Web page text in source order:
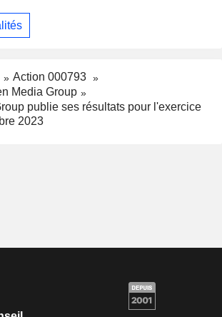
Action 000793
Media Group
publie ses résultats pour l'exercice
2023